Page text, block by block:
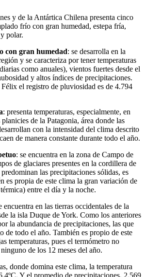
y de la Antártica Chilena presenta cinco
frío con gran humedad, estepa fría,
polar.
con gran humedad: se desarrolla en la
y se caracteriza por tener temperaturas
como anuales), vientos fuertes desde el
y altos índices de precipitaciones.
el registro de pluviosidad es de 4.794
: presenta temperaturas, especialmente, en
de la Patagonia, área donde las
con la intensidad del clima descrito
de manera constante durante todo el año.
: se encuentra en la zona de Campo de
de glaciares presentes en la cordillera de
las precipitaciones sólidas, es
es propia de este clima la gran variación de
entre el día y la noche.
encuentra en las tierras occidentales de la
la isla Duque de York. Como los anteriores
la abundancia de precipitaciones, las que
de todo el año. También es propio de este
temperaturas, pues el termómetro no
de los 12 meses del año.
donde domina este clima, la temperatura
Y el promedio de precipitaciones, 2.569